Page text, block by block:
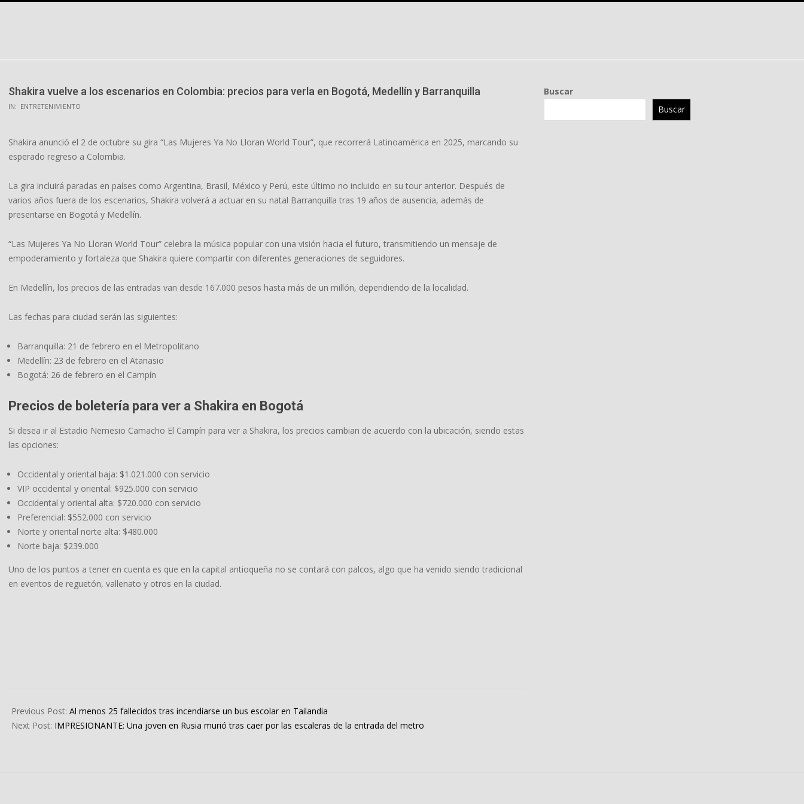
Shakira vuelve a los escenarios en Colombia: precios para verla en Bogotá, Medellín y Barranquilla
IN: ENTRETENIMIENTO
Shakira anunció el 2 de octubre su gira “Las Mujeres Ya No Lloran World Tour”, que recorrerá Latinoamérica en 2025, marcando su
esperado regreso a Colombia.
La gira incluirá paradas en países como Argentina, Brasil, México y Perú, este último no incluido en su tour anterior. Después de
varios años fuera de los escenarios, Shakira volverá a actuar en su natal Barranquilla tras 19 años de ausencia, además de
presentarse en Bogotá y Medellín.
“Las Mujeres Ya No Lloran World Tour” celebra la música popular con una visión hacia el futuro, transmitiendo un mensaje de
empoderamiento y fortaleza que Shakira quiere compartir con diferentes generaciones de seguidores.
En Medellín, los precios de las entradas van desde 167.000 pesos hasta más de un millón, dependiendo de la localidad.
Las fechas para ciudad serán las siguientes:
Barranquilla: 21 de febrero en el Metropolitano
Medellín: 23 de febrero en el Atanasio
Bogotá: 26 de febrero en el Campín
Precios de boletería para ver a Shakira en Bogotá
Si desea ir al Estadio Nemesio Camacho El Campín para ver a Shakira, los precios cambian de acuerdo con la ubicación, siendo estas
las opciones:
Occidental y oriental baja: $1.021.000 con servicio
VIP occidental y oriental: $925.000 con servicio
Occidental y oriental alta: $720.000 con servicio
Preferencial: $552.000 con servicio
Norte y oriental norte alta: $480.000
Norte baja: $239.000
Uno de los puntos a tener en cuenta es que en la capital antioqueña no se contará con palcos, algo que ha venido siendo tradicional
en eventos de reguetón, vallenato y otros en la ciudad.
10-
02
Previous Post: Al menos 25 fallecidos tras incendiarse un bus escolar en Tailandia
Next Post: IMPRESIONANTE: Una joven en Rusia murió tras caer por las escaleras de la entrada del metro
Buscar
Buscar